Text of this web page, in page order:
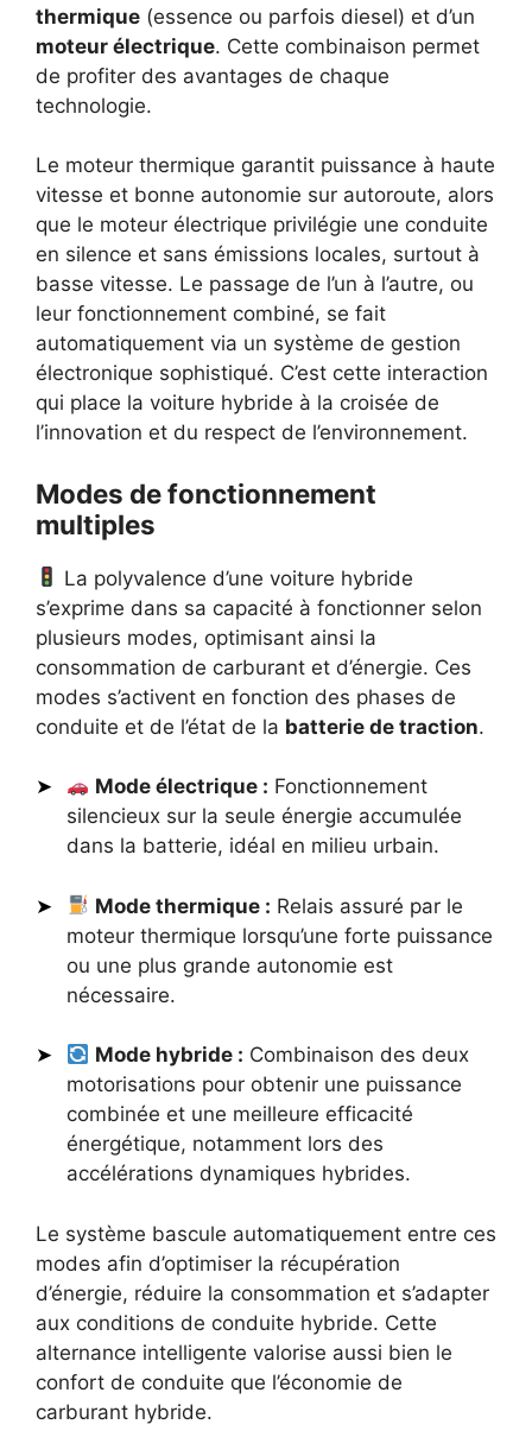
thermique (essence ou parfois diesel) et d’un
moteur électrique. Cette combinaison permet
de profiter des avantages de chaque
technologie.
Le moteur thermique garantit puissance à haute
vitesse et bonne autonomie sur autoroute, alors
que le moteur électrique privilégie une conduite
en silence et sans émissions locales, surtout à
basse vitesse. Le passage de l’un à l’autre, ou
leur fonctionnement combiné, se fait
automatiquement via un système de gestion
électronique sophistiqué. C’est cette interaction
qui place la voiture hybride à la croisée de
l’innovation et du respect de l’environnement.
Modes de fonctionnement
multiples
La polyvalence d’une voiture hybride
s’exprime dans sa capacité à fonctionner selon
plusieurs modes, optimisant ainsi la
consommation de carburant et d’énergie. Ces
modes s’activent en fonction des phases de
conduite et de l’état de la batterie de traction.
Mode électrique : Fonctionnement
silencieux sur la seule énergie accumulée
dans la batterie, idéal en milieu urbain.
Mode thermique : Relais assuré par le
moteur thermique lorsqu’une forte puissance
ou une plus grande autonomie est
nécessaire.
Mode hybride : Combinaison des deux
motorisations pour obtenir une puissance
combinée et une meilleure efficacité
énergétique, notamment lors des
accélérations dynamiques hybrides.
Le système bascule automatiquement entre ces
modes afin d’optimiser la récupération
d’énergie, réduire la consommation et s’adapter
aux conditions de conduite hybride. Cette
alternance intelligente valorise aussi bien le
confort de conduite que l’économie de
carburant hybride.